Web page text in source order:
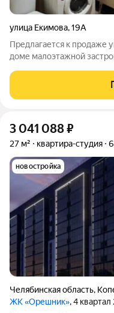
улица Екимова,19А
Предлагается к продаже
доме малоэтажной
комфорт и безопасность.
3 041 088₽
27 м² квартира-студия
новостройка
Челябинская область,
ЖК «Орешник», 4